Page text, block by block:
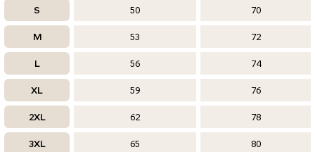
S 50 70
M 53 72
L 56 74
XL 59 76
2XL 62 78
3XL 65 80